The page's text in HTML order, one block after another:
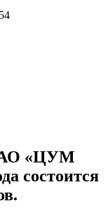
«ЦУМ
состоится